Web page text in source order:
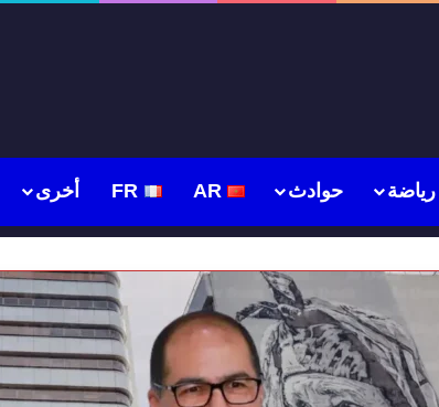
رياضة حوادث AR
FR أخرى